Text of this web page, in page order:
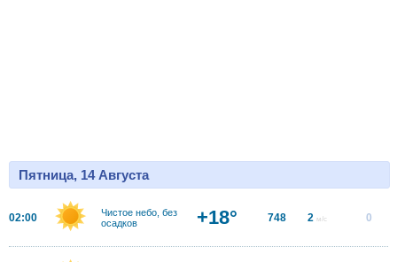
Пятница, 14 Августа
02:00
Чистое небо, без
осадков
+18° 748 2 м/с 0